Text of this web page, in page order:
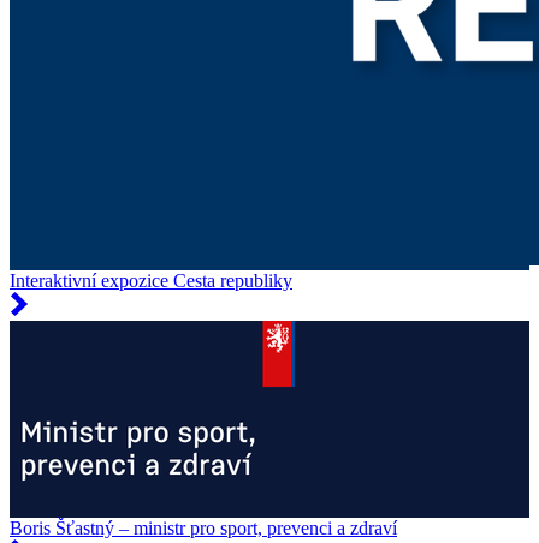
Interaktivní expozice Cesta republiky
Boris Šťastný – ministr pro sport, prevenci a zdraví